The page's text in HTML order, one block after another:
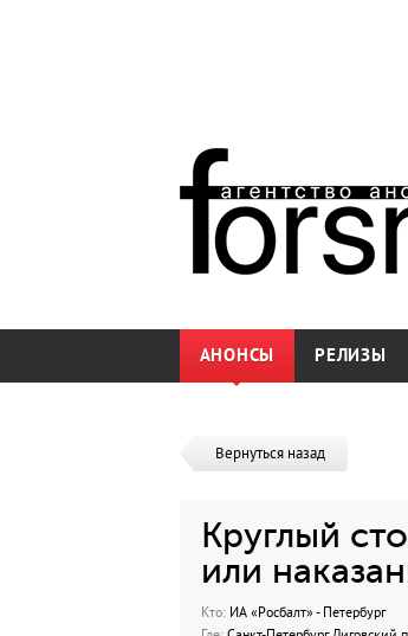
АНОНСЫ РЕЛИЗЫ
Вернуться назад
Круглый
или
Кто:ИА «Росбалт» - Петербург